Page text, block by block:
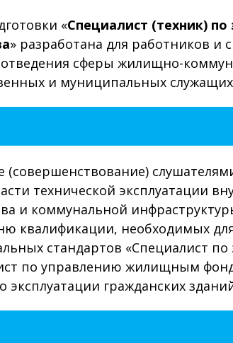
«Специалист (техник)
» разработана для работников и
сферы жилищно-
и муниципальных
(совершенствование)
технической эксплуатации
и коммунальной
квалификации, необходимых
стандартов «Специалист
по управлению жилищным
гражданских